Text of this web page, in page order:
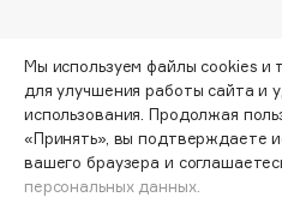
Dr.Jart+
DSD de Luxe
Dyson
ДОБАВИТЬ В КОРЗИНУ
Мы используем файлы cookies и
для улучшения работы сайта и
использования. Продолжая
«Принять», вы подтверждаете
вашего браузера и
персональных данных.